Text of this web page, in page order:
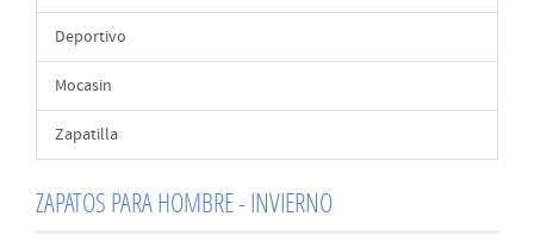
Deportivo
Mocasin
Zapatilla
ZAPATOS PARA HOMBRE - INVIERNO